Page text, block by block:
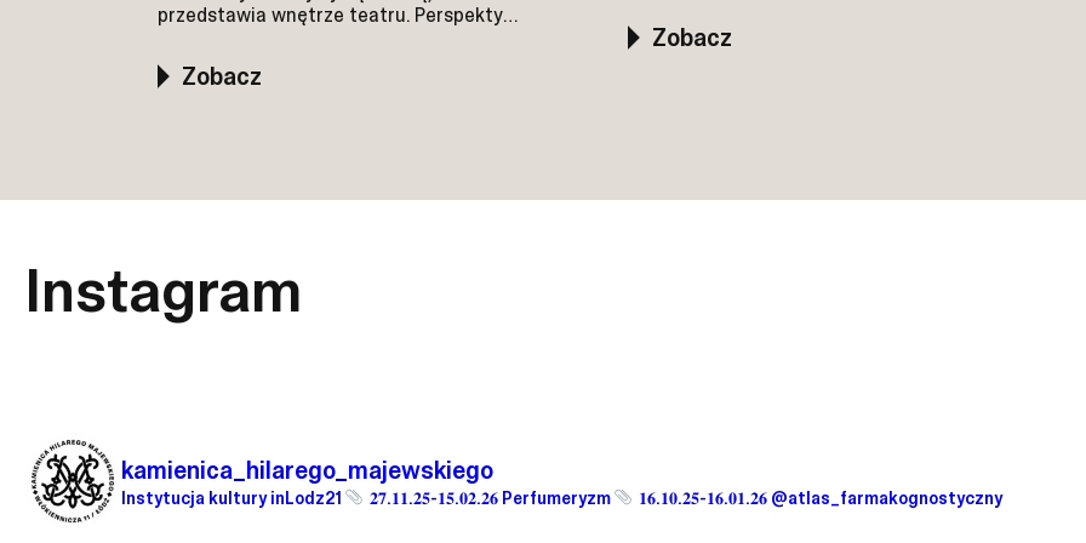
przedstawia wnętrze teatru. Perspektywa
Po prawej Witold Korski napisał:
„Wszystkie elementy architektury
Zobacz
Zobacz
Instagram
kamienica_hilarego_majewskiego
Instytucja kultury inLodz21 𝟐𝟕.𝟏𝟏.𝟐𝟓-𝟏𝟓.𝟎𝟐.𝟐𝟔 Perfumeryzm 𝟏𝟔.𝟏𝟎.𝟐𝟓-𝟏𝟔.𝟎𝟏.𝟐𝟔 @atlas_farmakognostyczny